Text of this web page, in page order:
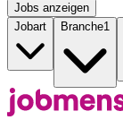
Jobs anzeigen
Jobart
Branche1